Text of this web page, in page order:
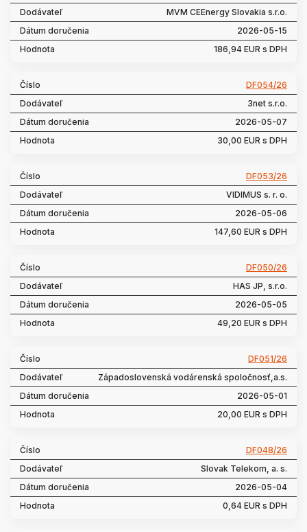
MVM CEEnergy Slovakia s.r.o.
2026-05-15
186,94 EUR s DPH
DF054/26
3net s.r.o.
2026-05-07
30,00 EUR s DPH
DF053/26
VIDIMUS s. r. o.
2026-05-06
147,60 EUR s DPH
DF050/26
HAS JP, s.r.o.
2026-05-05
49,20 EUR s DPH
DF051/26
Západoslovenská vodárenská spoločnosť,a.s.
2026-05-01
20,00 EUR s DPH
DF048/26
Slovak Telekom, a. s.
2026-05-04
0,64 EUR s DPH